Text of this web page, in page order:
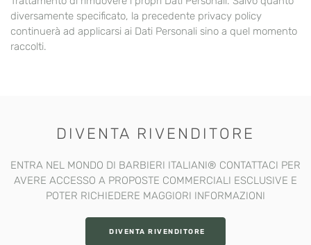
diversamente specificato, la precedente privacy policy
continuerà ad applicarsi ai Dati Personali sino a quel momento
raccolti.
DIVENTA RIVENDITORE
ENTRA NEL MONDO DI BARBIERI ITALIANI®️ CONTATTACI PER
AVERE ACCESSO A PROPOSTE COMMERCIALI ESCLUSIVE E
POTER RICHIEDERE MAGGIORI INFORMAZIONI
DIVENTA RIVENDITORE